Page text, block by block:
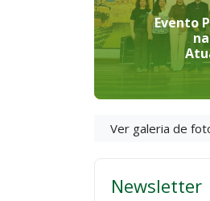
Evento
Ver galeria de
Newsletter